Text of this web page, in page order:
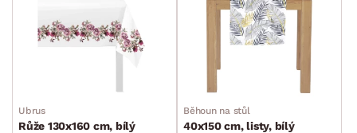
Ubrus
Růže 130x160 cm, bílý
Běhoun na stůl
40x150 cm, listy, bílý